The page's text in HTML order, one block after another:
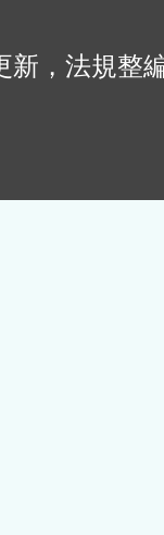
新，法規整